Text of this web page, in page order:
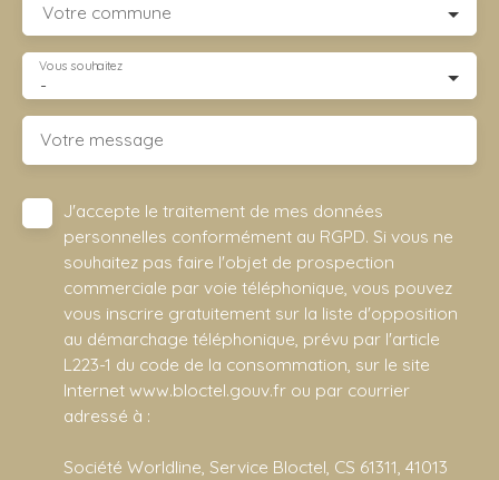
Votre commune
-
Vous souhaitez
Votre message
J'accepte le traitement de mes données
personnelles conformément au RGPD. Si vous ne
souhaitez pas faire l'objet de prospection
commerciale par voie téléphonique, vous pouvez
vous inscrire gratuitement sur la liste d'opposition
au démarchage téléphonique, prévu par l'article
L223-1 du code de la consommation, sur le site
Internet www.bloctel.gouv.fr ou par courrier
adressé à :
Société Worldline, Service Bloctel, CS 61311, 41013